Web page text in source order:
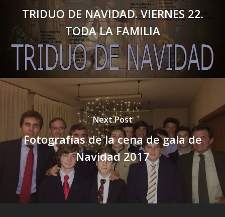
TRIDUO DE NAVIDAD. VIERNES 22.
TODA LA FAMILIA
Next Post
Fotografías de la cena de gala de
Navidad 2017